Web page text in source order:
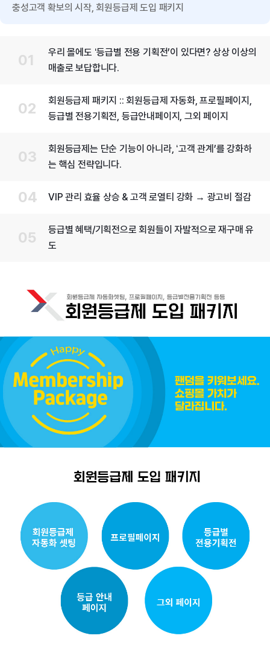
앱
관련 서비스
충성고객 확보의 시작, 회원등급제 도입 패키지
우리 몰에도 ‘등급별 전용 기획전’이 있다면? 상상 이상의
매출로 보답합니다.
회원등급제 패키지 :: 회원등급제 자동화, 프로필페이지,
등급별 전용기획전, 등급안내페이지, 그외 페이지
회원등급제는 단순 기능이 아니라, ‘고객 관계’를 강화하
는 핵심 전략입니다.
VIP 관리 효율 상승 & 고객 로열티 강화 → 광고비 절감
등급별 혜택/기획전으로 회원들이 자발적으로 재구매 유
도